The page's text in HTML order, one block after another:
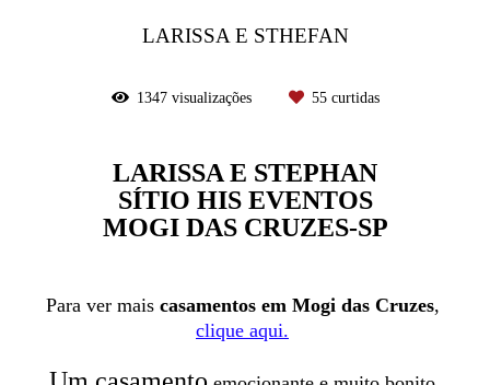
LARISSA E STHEFAN
1347visualizações 55curtidas
LARISSA E STEPHAN
SÍTIO HIS EVENTOS
MOGI DAS CRUZES-SP
Para ver mais casamentos em Mogi das Cruzes,
clique aqui.